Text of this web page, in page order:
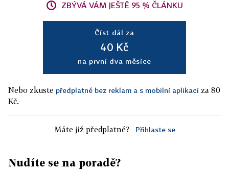
ZBÝVÁ VÁM JEŠTĚ 95 % ČLÁNKU
Číst dál za
40 Kč
na první dva měsíce
Nebo zkuste předplatné bez reklam a s mobilní aplikací za 80
Kč.
Máte již předplatné? Přihlaste se
Nudíte se na poradě?